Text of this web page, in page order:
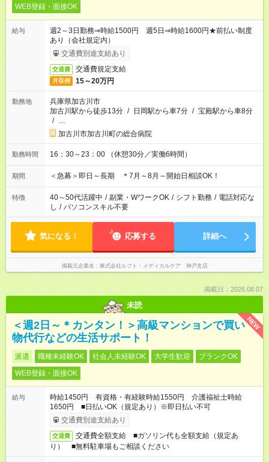
WEB登録・面接OK
給与
週2～3日勤務⇒時給1500円 週5日⇒時給1600円★前払い制度
あり（会社規定内）
交通費別途支給あり
交通費 交通費規定支給
月収例 15～20万円
勤務地
兵庫県加古川市
加古川駅から徒歩13分 / 日岡駅から車7分 / 宝殿駅から車8分
/ …
加古川市加古川町の総合病院
勤務時間 16：30～23：00 （休憩30分／実働6時間）
期間 ＜急募＞即日～長期 ＊7月～8月～開始日相談OK！
特徴 40～50代活躍中 / 副業・WワークOK / シフト勤務 / 電話対応な
し / パソコンスキル不要
気になる！ 応募する 詳細へ
掲載元企業名 株式会社ルフト・メディカルケア 神戸支店
掲載日：2026.08.07
未読
NEW
＜週2日～＊カンタン！＞高級マンションで買い
物代行などの生活サポート！
派遣 職種未経験OK 社会人未経験OK 大学生歓迎
ブランクOK
WEB登録・面接OK
給与
時給1450円 有資格・有経験時給1550円 介護福祉士時給
1650円 ■日払いOK（規定あり）※即日払い不可
交通費別途支給あり
交通費
交通費全額支給 ■ガソリン代も全額支給（規定あ
り） ■無料駐車場もご相談ください